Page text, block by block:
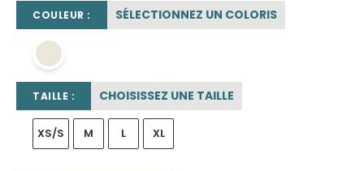
COULEUR : SÉLECTIONNEZ UN COLORIS
TAILLE : CHOISISSEZ UNE TAILLE
XS/S M L XL